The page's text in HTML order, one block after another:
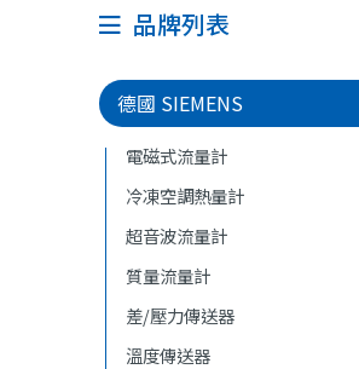
品牌列表
德國 SIEMENS
電磁式流量計
冷凍空調熱量計
超音波流量計
質量流量計
差/壓力傳送器
溫度傳送器